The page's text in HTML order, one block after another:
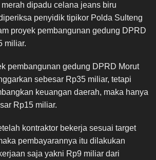
dipadu celana jeans biru
penyidik tipikor Polda Sulteng
proyek pembangunan gedung DPRD
miliar.
pembangunan gedung DPRD Morut
sebesar Rp35 miliar, tetapi
keuangan daerah, maka hanya
Rp15 miliar.
kontraktor bekerja sesuai target
pembayarannya itu dilakukan
saja yakni Rp9 miliar dari